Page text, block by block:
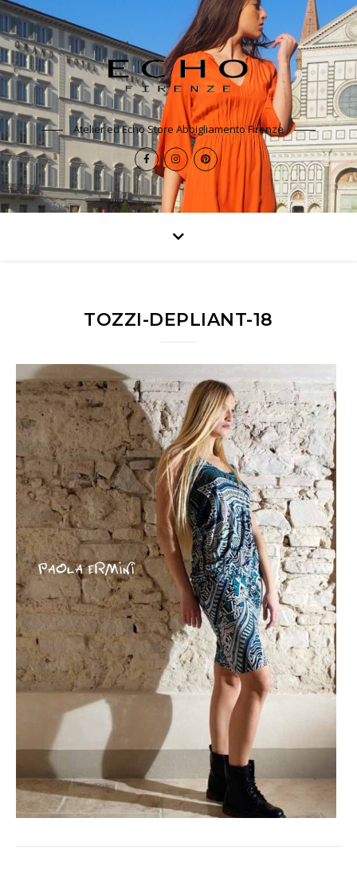
Atelier ed Echo Store Abbigliamento Firenze
TOZZI-DEPLIANT-18